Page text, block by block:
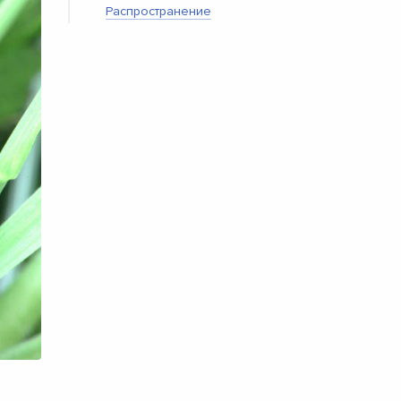
Распространение